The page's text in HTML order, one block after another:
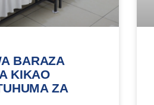
BARAZA
KIKAO
ZA